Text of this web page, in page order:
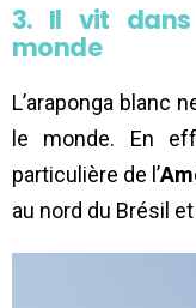
3. Il vit
monde
L’araponga blanc
le monde. En
particulière de l’
au nord du Brésil